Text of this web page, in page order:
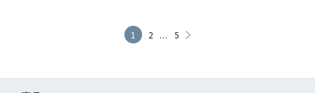
1 2 ... 5